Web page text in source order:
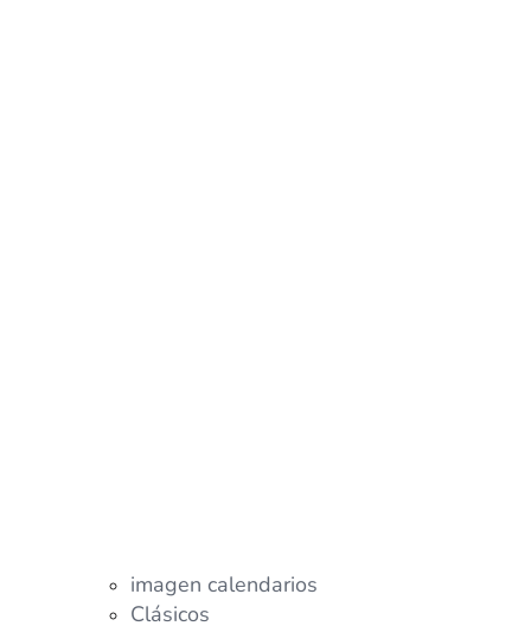
imagen calendarios
Clásicos